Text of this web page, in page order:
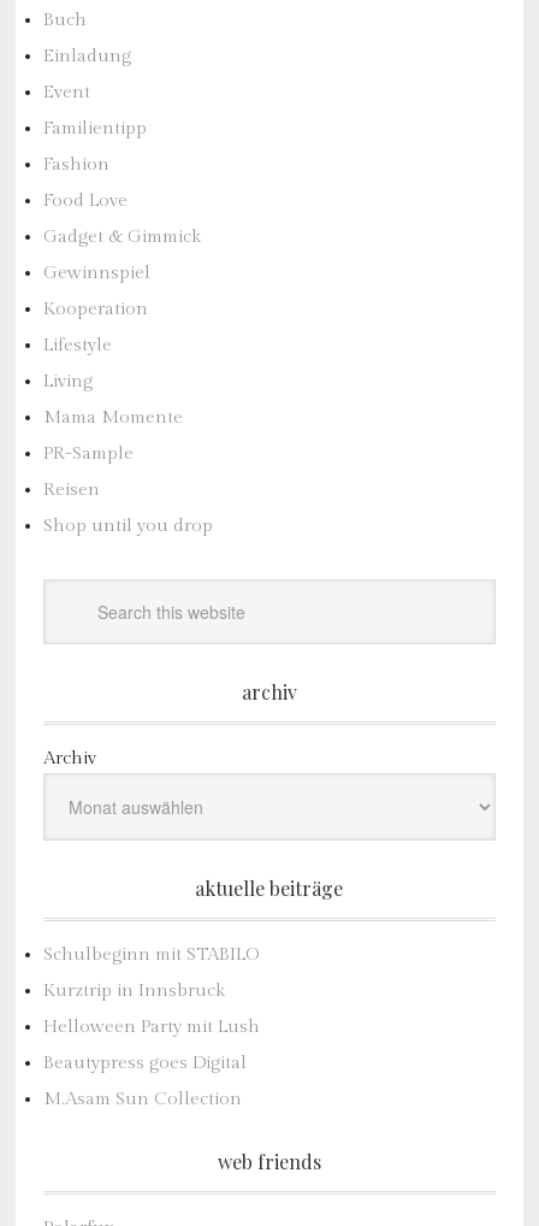
Buch
Einladung
Event
Familientipp
Fashion
Food Love
Gadget & Gimmick
Gewinnspiel
Kooperation
Lifestyle
Living
Mama Momente
PR-Sample
Reisen
Shop until you drop
archiv
Archiv
aktuelle beiträge
Schulbeginn mit STABILO
Kurztrip in Innsbruck
Helloween Party mit Lush
Beautypress goes Digital
M.Asam Sun Collection
web friends